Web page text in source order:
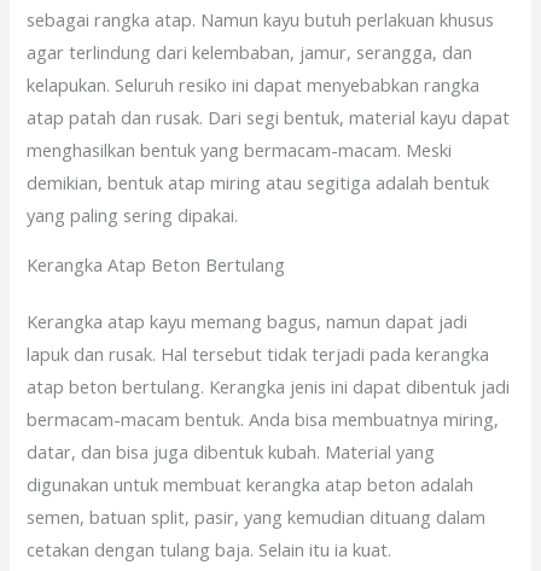
sebagai rangka atap. Namun kayu butuh perlakuan khusus
agar terlindung dari kelembaban, jamur, serangga, dan
kelapukan. Seluruh resiko ini dapat menyebabkan rangka
atap patah dan rusak. Dari segi bentuk, material kayu dapat
menghasilkan bentuk yang bermacam-macam. Meski
demikian, bentuk atap miring atau segitiga adalah bentuk
yang paling sering dipakai.
Kerangka Atap Beton Bertulang
Kerangka atap kayu memang bagus, namun dapat jadi
lapuk dan rusak. Hal tersebut tidak terjadi pada kerangka
atap beton bertulang. Kerangka jenis ini dapat dibentuk jadi
bermacam-macam bentuk. Anda bisa membuatnya miring,
datar, dan bisa juga dibentuk kubah. Material yang
digunakan untuk membuat kerangka atap beton adalah
semen, batuan split, pasir, yang kemudian dituang dalam
cetakan dengan tulang baja. Selain itu ia kuat.